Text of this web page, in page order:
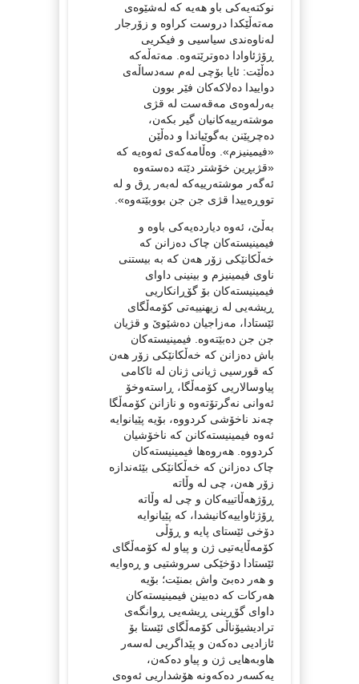
نوکتەیەکی باو هەیە کە لەشێوەی
مەتەڵێکدا دروست کراوە و زۆرجار
لەناوەندی سیاسیی و فیکریی
ڕۆژئاوادا دەوترێتەوە. مەتەڵەکە
دەڵێت: ئایا بۆچی لەم سەدساڵەی
دواییدا دەلاکەکان فێر بوون
بەرلەوەی مەقەست لە قژی
موشتەرییەکانیان گیر بکەن،
دەچرپێنن بەگوێیاندا و دەڵێن
«فیمینیزم». وەڵامەکەی ئەوەیە کە
«قژبڕین خۆشتر دێتە دەستەوە
ئەگەر موشتەرییەکە لەبەر ڕق و لە
تووڕەییدا قژی جن جن بووبێتەوە».
بەڵێ، ئەوە دیاردەیەکی باوە و
فیمینیستەکان چاک دەزانن کە
خەڵکانێکی زۆر هەن کە بە بیستنی
ناوی فیمینیزم و بینینی داوای
فیمینیستەکان بۆ گۆڕانکاریی
ڕیشەیی لە زیهنییەتی کۆمەڵگای
ئێستادا، مەزاجیان دەشێوێ و قژیان
جن جن دەبێتەوە. فیمینیستەکان
باش دەزانن کە خەڵکانێکی زۆر هەن
کە قورسیی ژیانی ژنان لە ئاکامی
پیاوسالاریی کۆمەڵگا، ڕاستەوخۆ
ئەوانی نەگرتۆتەوە و نازانن کۆمەڵگا
چەند ناخۆشی کردووە، بۆیە پێیانوایە
ئەوە فیمینیستەکانن کە ناخۆشیان
کردووە. هەروەها فیمینیستەکان
چاک دەزانن کە خەڵکانێکی بێئەندازە
زۆر هەن، چی لە وڵاتە
ڕۆژهەڵاتییەکان و چی لە وڵاتە
ڕۆژئاواییەکانیشدا، کە پێیانوایە
دۆخی ئێستای پایە و ڕۆڵی
کۆمەڵایەتیی ژن و پیاو لە کۆمەڵگای
ئێستادا دۆخێکی سروشتیی و ڕەوایە
و هەر دەبێ واش بمنێت؛ بۆیە
هەرکات کە دەبینن فیمینیستەکان
داوای گۆڕینی ڕیشەیی ڕوانگەی
ترادیشیۆناڵی کۆمەڵگای ئێستا بۆ
ئازادیی دەکەن و پێداگریی لەسەر
هاوبەهایی ژن و پیاو دەکەن،
یەکسەر دەکەونە هۆشداریی ئەوەی